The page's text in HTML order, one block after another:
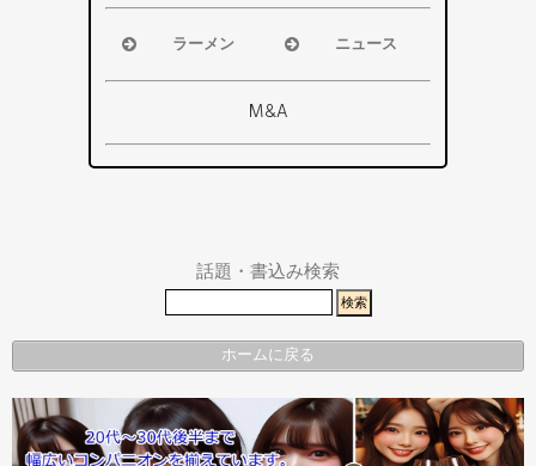
その他エリ
ア
その他エリ
ア
浜松市
磐田市
ア
浜松市
磐田市
ラーメン
浜松市
袋井市
掛川市
ニュース
浜松市・磐
袋井市・掛
川市
M&A
話題・書込み検索
ホームに戻る